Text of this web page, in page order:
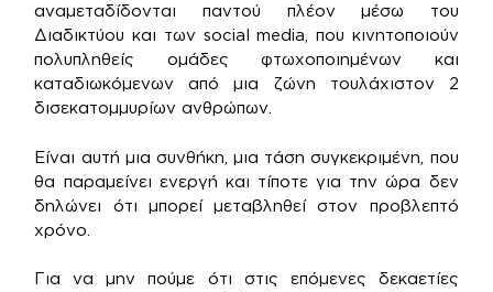
αναμεταδίδονται παντού πλέον μέσω του
Διαδικτύου και των social media, που κινητοποιούν
πολυπληθείς ομάδες φτωχοποιημένων και
καταδιωκόμενων από μια ζώνη τουλάχιστον 2
δισεκατομμυρίων ανθρώπων.
Είναι αυτή μια συνθήκη, μια τάση συγκεκριμένη, που
θα παραμείνει ενεργή και τίποτε για την ώρα δεν
δηλώνει ότι μπορεί μεταβληθεί στον προβλεπτό
χρόνο.
Για να μην πούμε ότι στις επόμενες δεκαετίες